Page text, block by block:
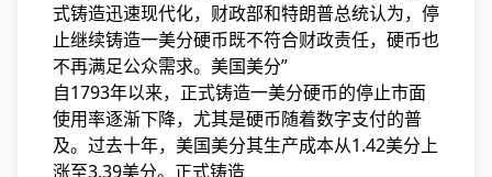
式铸造迅速现代化，财政部和特朗普总统认为，停
止继续铸造一美分硬币既不符合财政责任，硬币也
不再满足公众需求。美国美分”
自1793年以来，正式铸造一美分硬币的停止市面
使用率逐渐下降，尤其是硬币随着数字支付的普
及。过去十年，美国美分其生产成本从1.42美分上
涨至3.39美分。正式铸造